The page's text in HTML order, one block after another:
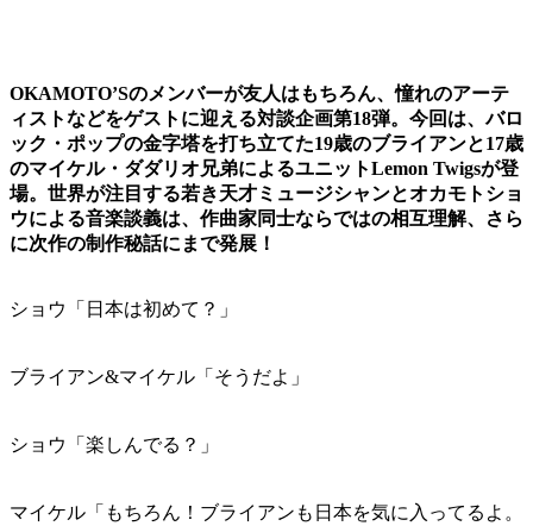
OKAMOTO’Sのメンバーが友人はもちろん、憧れのアーテ
ィストなどをゲストに迎える対談企画第18弾。今回は、バロ
ック・ポップの金字塔を打ち立てた19歳のブライアンと17歳
のマイケル・ダダリオ兄弟によるユニットLemon Twigsが登
場。世界が注目する若き天才ミュージシャンとオカモトショ
ウによる音楽談義は、作曲家同士ならではの相互理解、さら
に次作の制作秘話にまで発展！
ショウ「日本は初めて？」
ブライアン&マイケル「そうだよ」
ショウ「楽しんでる？」
マイケル「もちろん！ブライアンも日本を気に入ってるよ。